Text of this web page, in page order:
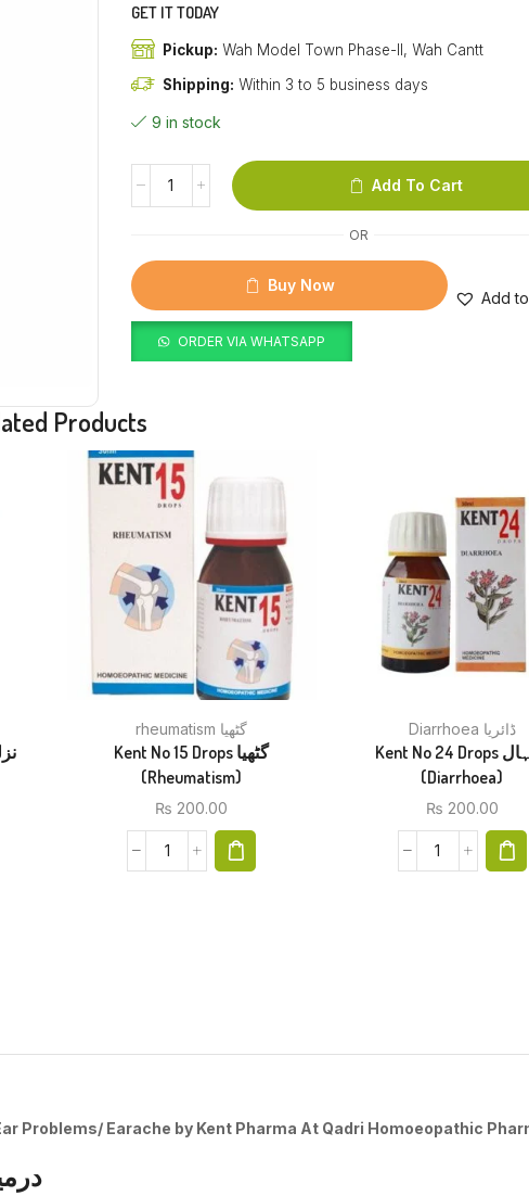
GET IT TODAY
Pickup: Wah Model Town Phase-II, Wah Cantt
Shipping: Within 3 to 5 business days
9 in stock
Add To Cart
OR
Buy Now
Add
ORDER VIA WHATSAPP
Products
rheumatism گٹھیا
Kent No 15 Drops گٹھیا
(Rheumatism)
₨ 200.00
Diarrhoea ڈائریا
Kent No 24 Drops اسہال
(Diarrhoea)
₨ 200.00
Problems/ Earache by Kent Pharma At Qadri Homoeopathic